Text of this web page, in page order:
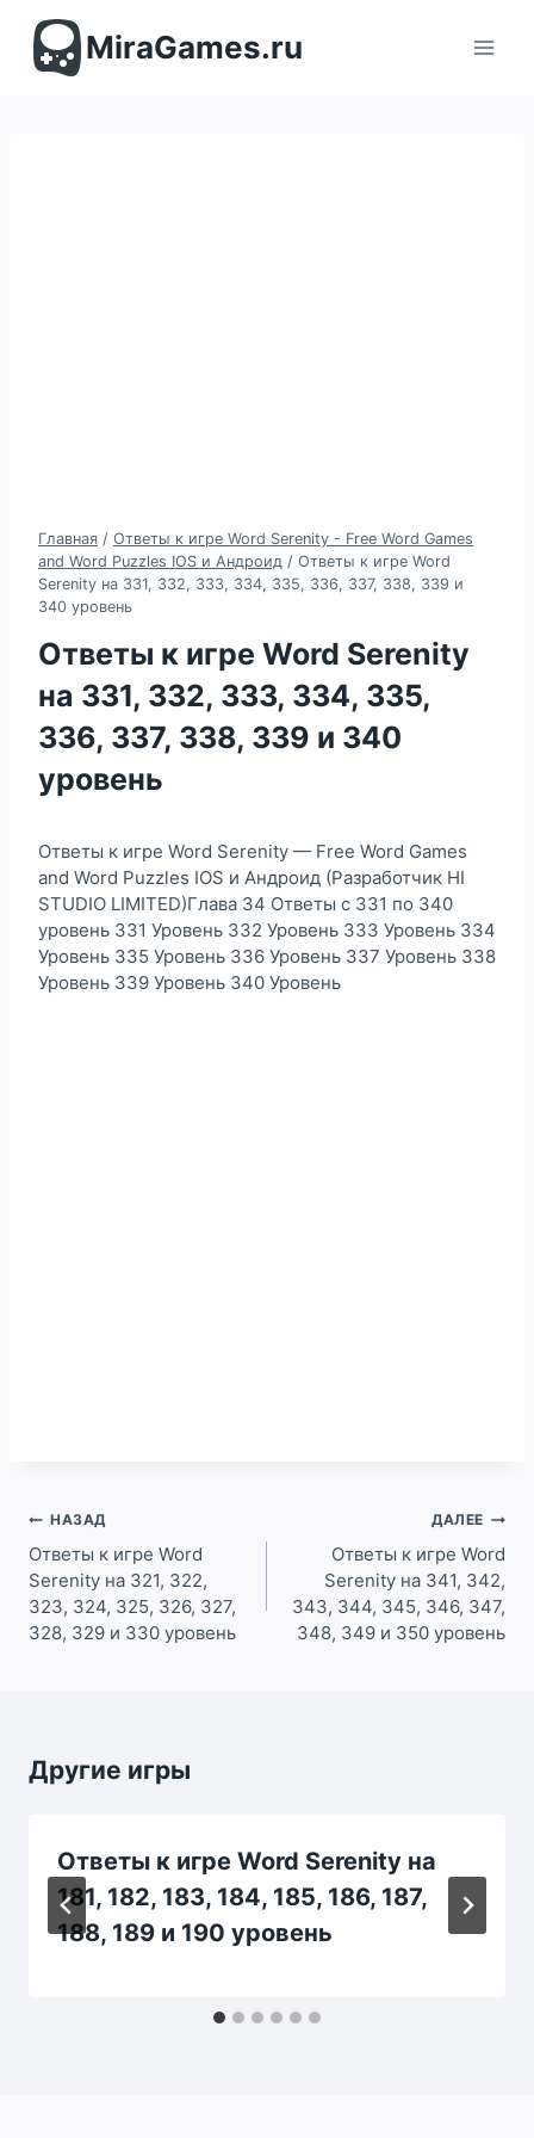
содержимомуMiraGames.ru
Главная / Ответы к игре Word Serenity - Free Word Games
and Word Puzzles IOS и Андроид / Ответы к игре Word
Serenity на 331, 332, 333, 334, 335, 336, 337, 338, 339 и
340 уровень
Ответы к игре Word Serenity
на 331, 332, 333, 334, 335,
336, 337, 338, 339 и 340
уровень
Ответы к игре Word Serenity — Free Word Games
and Word Puzzles IOS и Андроид (Разработчик HI
STUDIO LIMITED)Глава 34 Ответы с 331 по 340
уровень 331 Уровень 332 Уровень 333 Уровень 334
Уровень 335 Уровень 336 Уровень 337 Уровень 338
Уровень 339 Уровень 340 Уровень
Навигация
по
записям
НАЗАД
Ответы к игре Word
Serenity на 321, 322,
323, 324, 325, 326, 327,
328, 329 и 330 уровень
ДАЛЕЕ
Ответы к игре Word
Serenity на 341, 342,
343, 344, 345, 346, 347,
348, 349 и 350 уровень
Другие игры
Ответы к игре Word Serenity на
181, 182, 183, 184, 185, 186, 187,
188, 189 и 190 уровень